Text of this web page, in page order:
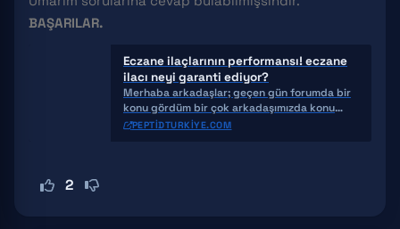
BAŞARILAR.
Eczane ilaçlarının performansı! eczane
ilacı neyi garanti ediyor?
Merhaba arkadaşlar; geçen gün forumda bir
konu gördüm bir çok arkadaşımızda konu
altında şu ülkenin eczane ilacı şöyle
PEPTIDTURKIYE.COM
2